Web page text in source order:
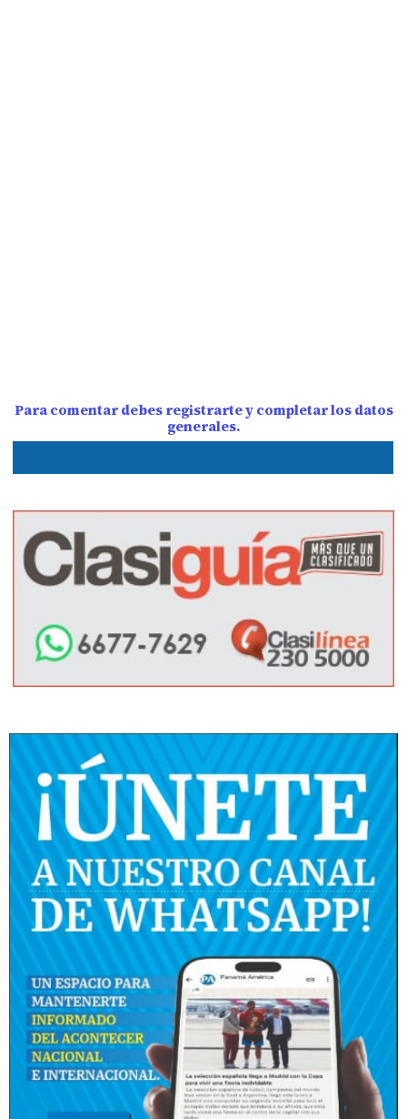
Para comentar debes registrarte y completar los datos
generales.